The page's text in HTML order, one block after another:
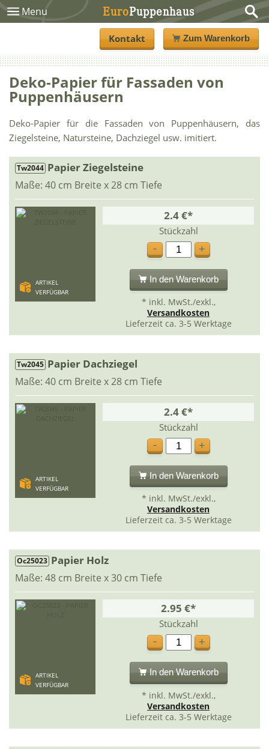
Menu EuroPuppenhaus
Kontakt Zum Warenkorb
Deko-Papier für Fassaden von
Puppenhäusern
Deko-Papier für die Fassaden von Puppenhäusern, das
Ziegelsteine, Natursteine, Dachziegel usw. imitiert.
Tw2044 Papier Ziegelsteine
Maße: 40 cm Breite x 28 cm Tiefe
ARTIKEL
VERFÜGBAR
2.4 €*
Stückzahl
-
+
In den Warenkorb
* inkl. MwSt./exkl.,
Versandkosten
Lieferzeit ca. 3-5 Werktage
Tw2045 Papier Dachziegel
Maße: 40 cm Breite x 28 cm Tiefe
ARTIKEL
VERFÜGBAR
2.4 €*
Stückzahl
-
+
In den Warenkorb
* inkl. MwSt./exkl.,
Versandkosten
Lieferzeit ca. 3-5 Werktage
Oc25023 Papier Holz
Maße: 48 cm Breite x 30 cm Tiefe
ARTIKEL
VERFÜGBAR
2.95 €*
Stückzahl
-
+
In den Warenkorb
* inkl. MwSt./exkl.,
Versandkosten
Lieferzeit ca. 3-5 Werktage